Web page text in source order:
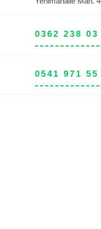
0362 238 03
0541 971 55